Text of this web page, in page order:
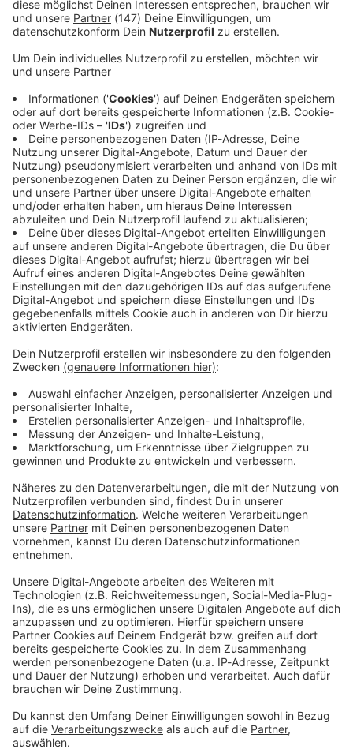
Immer auf dem Laufenden
Verpass' nichts mehr - mit unserem kostenlosen
ANTENNE BAYERN Newsletter. Ob Nachrichten,
Lifestyle oder unsere neuesten Aktionen - wir
informieren dich.
Zum Newsletter anmelden
Du möchtest uns etwas sagen?
Studio Hotline
Kontaktformular